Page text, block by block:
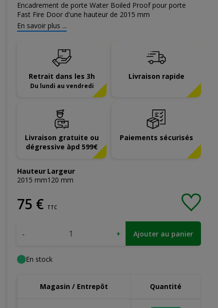
Encadrement de porte Water Boiled Proof pour porte
Fast Fire Door d'une hauteur de 2015 mm
En savoir plus ...
Retrait dans les 3h
Du lundi au vendredi
Livraison rapide
Livraison gratuite ou
dégressive àpd 599€
Paiements sécurisés
Hauteur
2015 mm
Largeur
120 mm
75 € TTC
- + Ajouter au panier
En stock
Magasin / Entrepôt Quantité